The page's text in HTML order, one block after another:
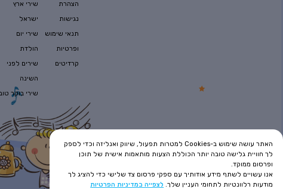
הצהרת
נגישות
תנאי שימוש
ופרטיות
קרדיטים
שירי ארץ
ישראל
שירי יום
הולדת
שירים לפני
השינה
שירי בוקר
האתר עושה שימוש ב-Cookies למטרות תפעול, שיווק ואנליזה וכדי לספק
לך חוויית גלישה טובה יותר הכוללת הצעות מותאמות אישית של תוכן
ופרסום ממוקד.
אנו עשויים לשתף מידע אודותיך עם ספקי פרסום צד שלישי כדי להציג לך
מודעות רלוונטיות לתחומי העניין שלך. לצפייה במדיניות הפרטיות